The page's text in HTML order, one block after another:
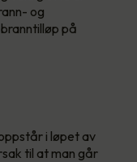
og
på
i løpet av
til at man går